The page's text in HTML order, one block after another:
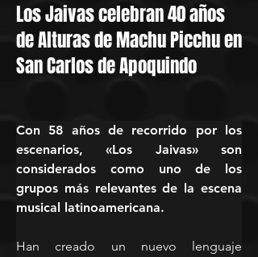
Los Jaivas celebran 40 años
de Alturas de Machu Picchu en
San Carlos de Apoquindo
Con 58 años de recorrido por los
escenarios, «Los Jaivas» son
considerados como uno de los
grupos más relevantes de la escena
musical latinoamericana.
Han creado un nuevo lenguaje